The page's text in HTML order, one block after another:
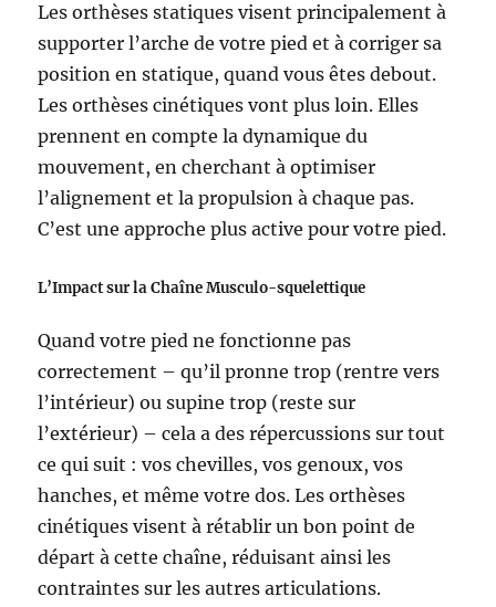
Les orthèses statiques visent principalement à
supporter l’arche de votre pied et à corriger sa
position en statique, quand vous êtes debout.
Les orthèses cinétiques vont plus loin. Elles
prennent en compte la dynamique du
mouvement, en cherchant à optimiser
l’alignement et la propulsion à chaque pas.
C’est une approche plus active pour votre pied.
L’Impact sur la Chaîne Musculo-squelettique
Quand votre pied ne fonctionne pas
correctement – qu’il pronne trop (rentre vers
l’intérieur) ou supine trop (reste sur
l’extérieur) – cela a des répercussions sur tout
ce qui suit : vos chevilles, vos genoux, vos
hanches, et même votre dos. Les orthèses
cinétiques visent à rétablir un bon point de
départ à cette chaîne, réduisant ainsi les
contraintes sur les autres articulations.